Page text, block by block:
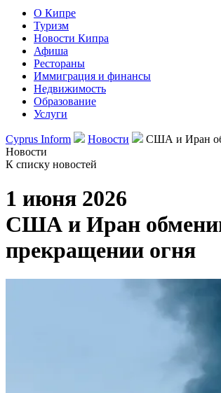
О Кипре
Туризм
Новости Кипра
Афиша
Рестораны
Иммиграция и финансы
Недвижимость
Образование
Услуги
Cyprus Inform Новости
США и Иран
Новости
К списку новостей
1 июня 2026
США и Иран
прекращении огня